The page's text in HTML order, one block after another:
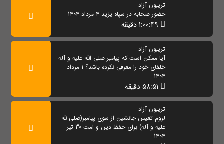
تریبون آزاد
حضور صحابه در سپاه یزید 4 مرداد 1404
تریبون آزاد
آیا ممکن است که پیامبر صلی الله علیه و آله
خلفای خود را معرفی نکرده باشد؟ 1 مرداد
1404
تریبون آزاد
لزوم تعیین جانشین از سوی پیامبر(صلی لله
علیه و آله) برای حفظ دین و امت 30 تیر
1404